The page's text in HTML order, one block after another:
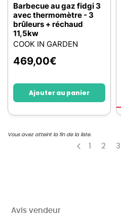
Avis vendeur
Barbecue au gaz fidgi 3
avec thermomètre - 3
brûleurs + réchaud
11,5kw
COOK IN GARDEN
469,00€
Ajouter au panier
Vous avez atteint la fin de la liste.
Page
Précédent
PagePage
2 3